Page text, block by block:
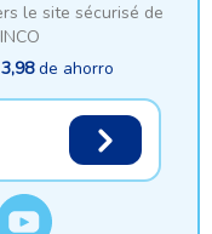
de ahorro
le site sécurisé de